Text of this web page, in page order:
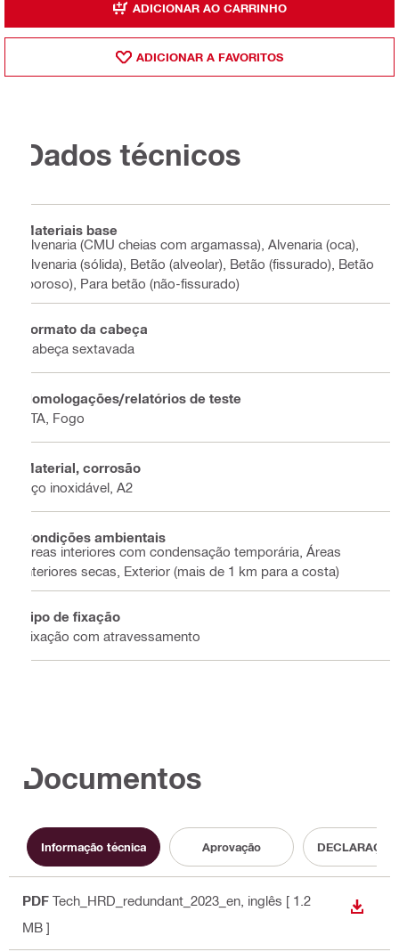
ADICIONAR AO CARRINHO
ADICIONAR A FAVORITOS
Dados técnicos
Materiais base
Alvenaria (CMU cheias com argamassa), Alvenaria (oca),
Alvenaria (sólida), Betão (alveolar), Betão (fissurado), Betão
(poroso), Para betão (não-fissurado)
Formato da cabeça
Cabeça sextavada
Homologações/relatórios de teste
ETA, Fogo
Material, corrosão
Aço inoxidável, A2
Condições ambientais
Áreas interiores com condensação temporária, Áreas
interiores secas, Exterior (mais de 1 km para a costa)
Tipo de fixação
Fixação com atravessamento
Documentos
Informação técnica Aprovação
PDF Tech_HRD_redundant_2023_en , inglês [ 1.2
MB ]